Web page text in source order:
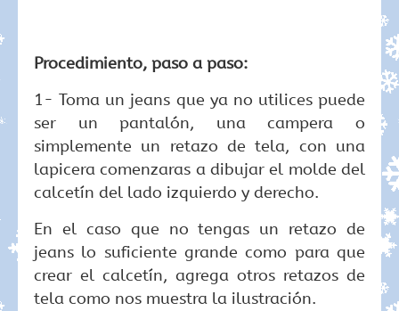
Procedimiento, paso a paso:
1- Toma un jeans que ya no utilices puede
ser un pantalón, una campera o
simplemente un retazo de tela, con una
lapicera comenzaras a dibujar el molde del
calcetín del lado izquierdo y derecho.
En el caso que no tengas un retazo de
jeans lo suficiente grande como para que
crear el calcetín, agrega otros retazos de
tela como nos muestra la ilustración.